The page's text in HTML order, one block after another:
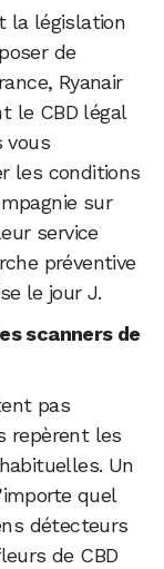
la législation
de
Ryanair
le CBD légal
vous
les conditions
sur
service
préventive
le jour J.
scanners de
pas
repèrent les
Un
quel
détecteurs
de CBD